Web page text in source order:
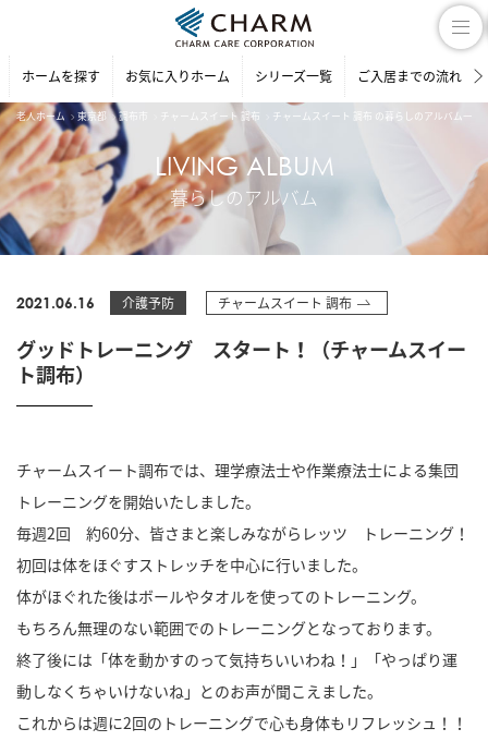
ホームを探す お気に入りホーム シリーズ一覧 ご入居までの流れ
老人ホーム 東京都 調布市 チャームスイート 調布 チャームスイート 調布 の暮らしのアルバム一覧
LIVING ALBUM
暮らしのアルバム
2021.06.16 介護予防 チャームスイート 調布
グッドトレーニング スタート！（チャームスイー
ト調布）
チャームスイート調布では、理学療法士や作業療法士による集団
トレーニングを開始いたしました。
毎週2回 約60分、皆さまと楽しみながらレッツ トレーニング！
初回は体をほぐすストレッチを中心に行いました。
体がほぐれた後はボールやタオルを使ってのトレーニング。
もちろん無理のない範囲でのトレーニングとなっております。
終了後には「体を動かすのって気持ちいいわね！」「やっぱり運
動しなくちゃいけないね」とのお声が聞こえました。
これからは週に2回のトレーニングで心も身体もリフレッシュ！！